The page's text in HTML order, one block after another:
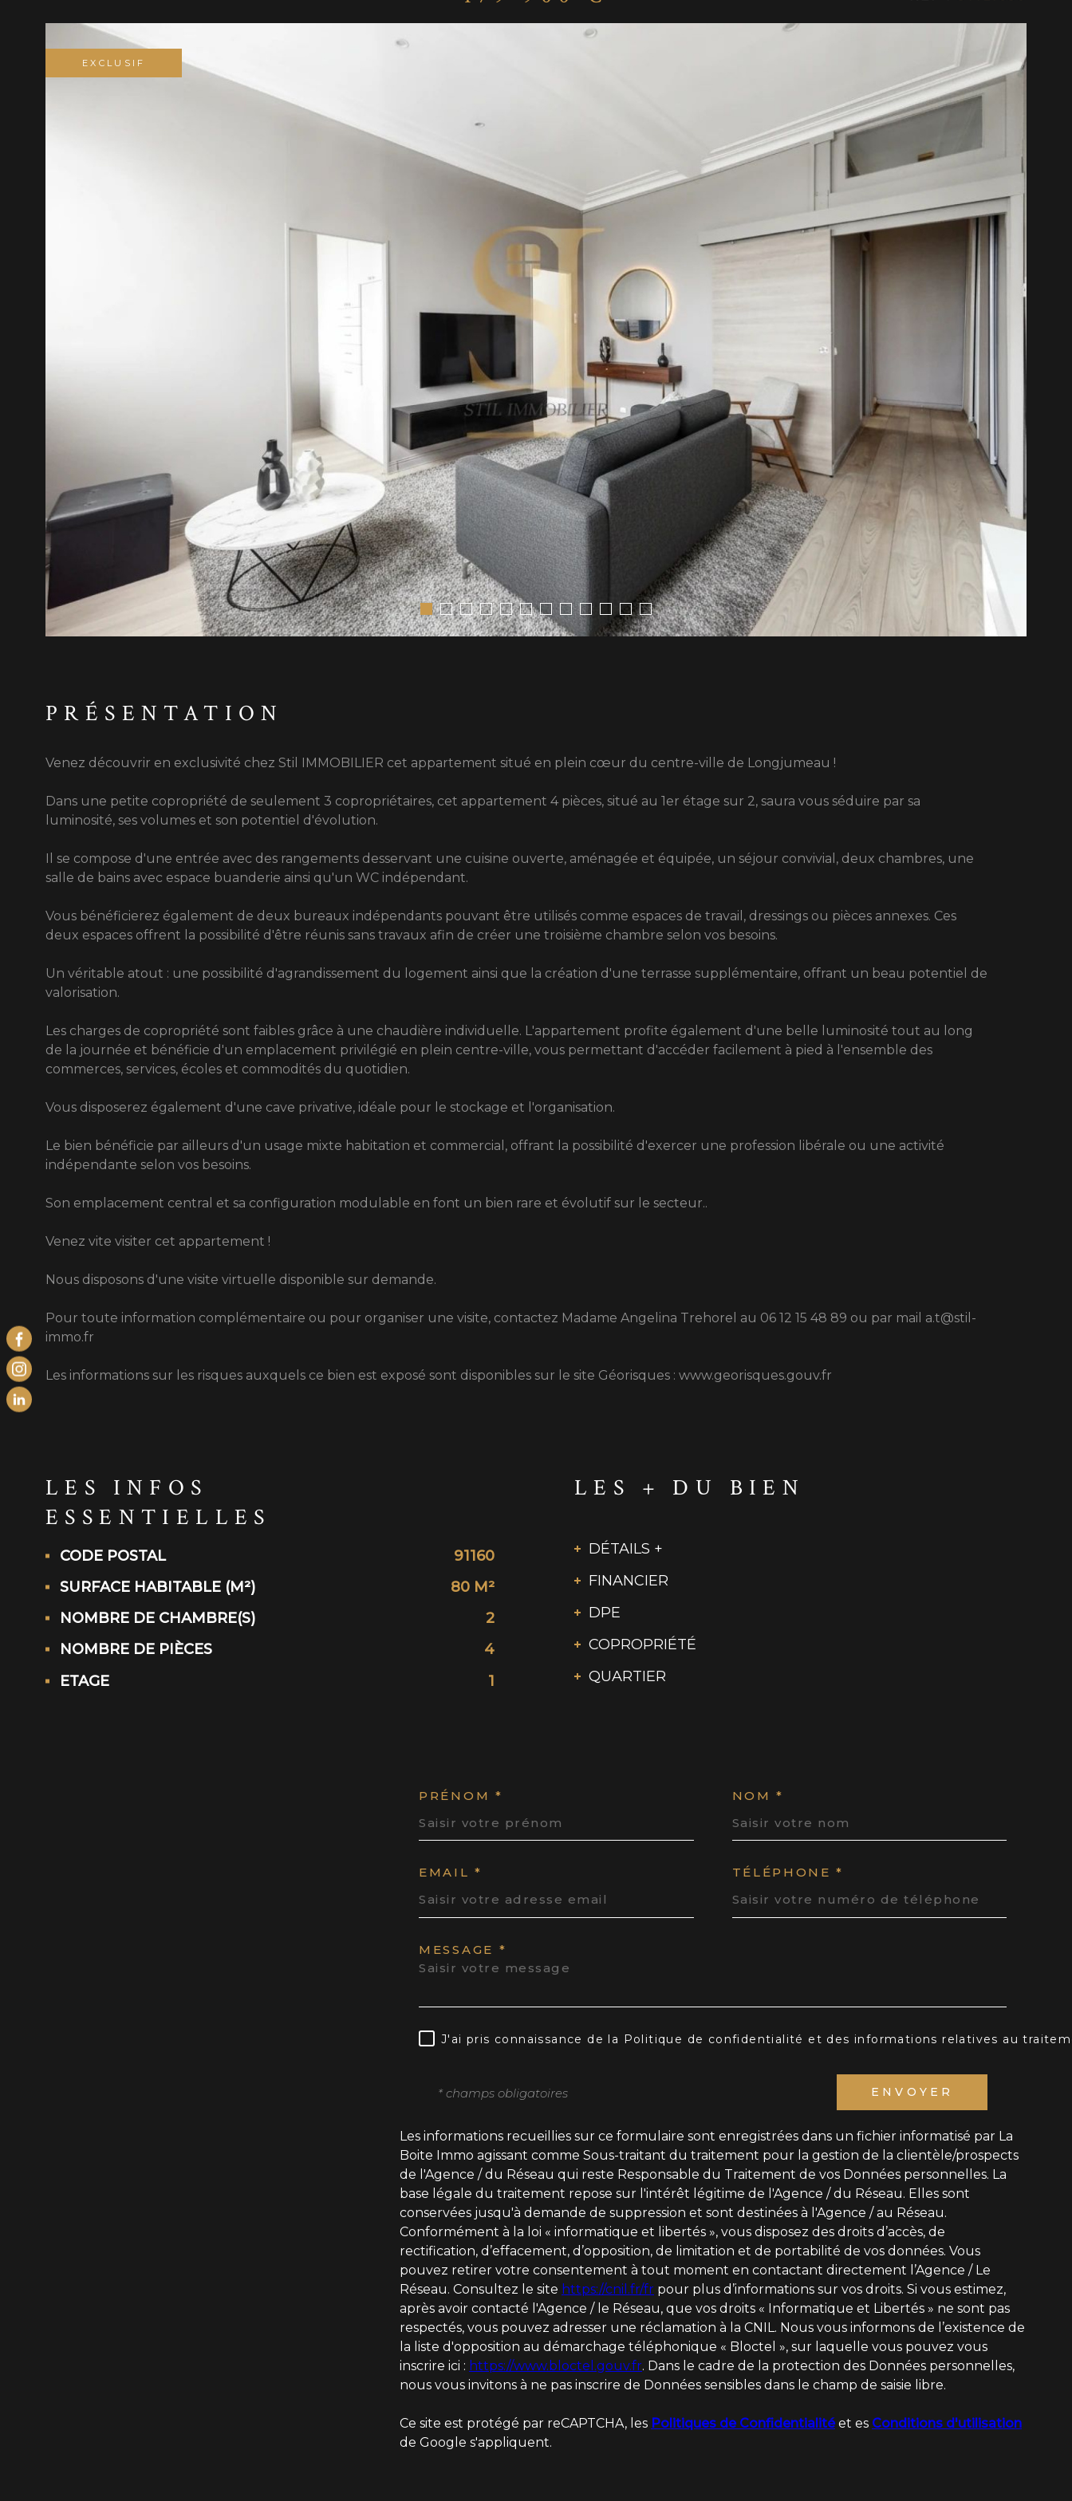
CONTACT
EXCLUSIF
PRÉSENTATION
Venez découvrir en exclusivité chez Stil IMMOBILIER cet appartement situé en plein cœur du centre-ville de Longjumeau !
Dans une petite copropriété de seulement 3 copropriétaires, cet appartement 4 pièces, situé au 1er étage sur 2, saura vous séduire par sa
luminosité, ses volumes et son potentiel d'évolution.
Il se compose d'une entrée avec des rangements desservant une cuisine ouverte, aménagée et équipée, un séjour convivial, deux chambres, une
salle de bains avec espace buanderie ainsi qu'un WC indépendant.
Vous bénéficierez également de deux bureaux indépendants pouvant être utilisés comme espaces de travail, dressings ou pièces annexes. Ces
deux espaces offrent la possibilité d'être réunis sans travaux afin de créer une troisième chambre selon vos besoins.
Un véritable atout : une possibilité d'agrandissement du logement ainsi que la création d'une terrasse supplémentaire, offrant un beau potentiel de
valorisation.
Les charges de copropriété sont faibles grâce à une chaudière individuelle. L'appartement profite également d'une belle luminosité tout au long
de la journée et bénéficie d'un emplacement privilégié en plein centre-ville, vous permettant d'accéder facilement à pied à l'ensemble des
commerces, services, écoles et commodités du quotidien.
Vous disposerez également d'une cave privative, idéale pour le stockage et l'organisation.
Le bien bénéficie par ailleurs d'un usage mixte habitation et commercial, offrant la possibilité d'exercer une profession libérale ou une activité
indépendante selon vos besoins.
Son emplacement central et sa configuration modulable en font un bien rare et évolutif sur le secteur..
Venez vite visiter cet appartement !
Nous disposons d'une visite virtuelle disponible sur demande.
Pour toute information complémentaire ou pour organiser une visite, contactez Madame Angelina Trehorel au 06 12 15 48 89 ou par mail a.t@stil-
immo.fr
Les informations sur les risques auxquels ce bien est exposé sont disponibles sur le site Géorisques : www.georisques.gouv.fr
LES INFOS
ESSENTIELLES
Caractérisque Valeurs
CODE POSTAL
91160
SURFACE HABITABLE (M²)
80 M²
NOMBRE DE CHAMBRE(S)
2
NOMBRE DE PIÈCES
4
ETAGE
1
LES + DU BIEN
DÉTAILS +
FINANCIER
DPE
COPROPRIÉTÉ
QUARTIER
PRÉNOM * NOM *
EMAIL * TÉLÉPHONE *
MESSAGE *
J'ai pris connaissance de la Politique de confidentialité et des informations relatives au
* champs obligatoires ENVOYER
Les informations recueillies sur ce formulaire sont enregistrées dans un fichier informatisé par La
Boite Immo agissant comme Sous-traitant du traitement pour la gestion de la clientèle/prospects
de l'Agence / du Réseau qui reste Responsable du Traitement de vos Données personnelles. La
base légale du traitement repose sur l'intérêt légitime de l'Agence / du Réseau. Elles sont
conservées jusqu'à demande de suppression et sont destinées à l'Agence / au Réseau.
Conformément à la loi « informatique et libertés », vous disposez des droits d’accès, de
rectification, d’effacement, d’opposition, de limitation et de portabilité de vos données. Vous
pouvez retirer votre consentement à tout moment en contactant directement l’Agence / Le
Réseau. Consultez le site https://cnil.fr/fr pour plus d’informations sur vos droits. Si vous estimez,
après avoir contacté l'Agence / le Réseau, que vos droits « Informatique et Libertés » ne sont pas
respectés, vous pouvez adresser une réclamation à la CNIL. Nous vous informons de l’existence de
la liste d'opposition au démarchage téléphonique « Bloctel », sur laquelle vous pouvez vous
inscrire ici : https://www.bloctel.gouv.fr. Dans le cadre de la protection des Données personnelles,
nous vous invitons à ne pas inscrire de Données sensibles dans le champ de saisie libre.
Ce site est protégé par reCAPTCHA, les Politiques de Confidentialitéet es Conditions d'utilisation
de Google s'appliquent.